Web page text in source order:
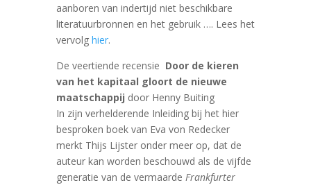
aanboren van indertijd niet beschikbare
literatuurbronnen en het gebruik …. Lees het
vervolg hier.
De veertiende recensie Door de kieren
van het kapitaal gloort de nieuwe
maatschappij door Henny Buiting
In zijn verhelderende Inleiding bij het hier
besproken boek van Eva von Redecker
merkt Thijs Lijster onder meer op, dat de
auteur kan worden beschouwd als de vijfde
generatie van de vermaarde Frankfurter